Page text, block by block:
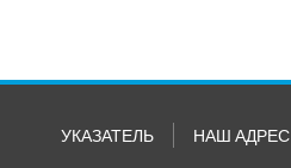
УКАЗАТЕЛЬ НАШ АДРЕС